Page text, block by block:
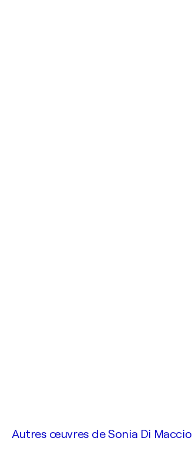
Autres œuvres deSonia Di Maccio